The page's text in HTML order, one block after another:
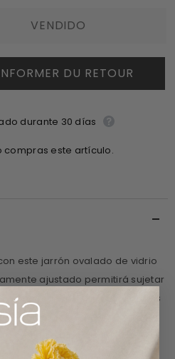
VENDIDO
DU RETOUR
durante 30 días
compras este artículo.
este jarrón ovalado de vidrio
ajustado permitirá sujetar
Combina este jarrón de formas
en Gran y Pequeño Formato.
cualquier tipo de decoración.